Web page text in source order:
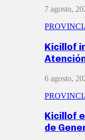
7 agosto,
Kicillof
6 agosto,
Kicillof
de